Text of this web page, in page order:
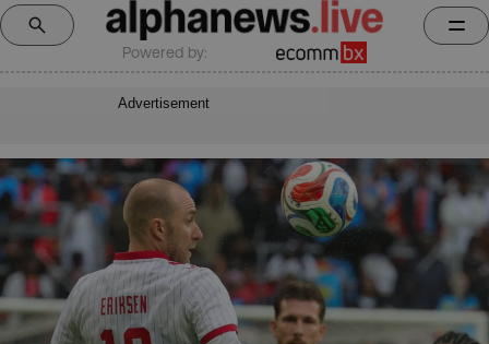
Powered by:
Advertisement